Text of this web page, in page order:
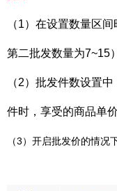
（1）在设置数量区
第二批发数量为7~15
（2）批发件数设置
件时，享受的商品单
（3）开启批发价的情